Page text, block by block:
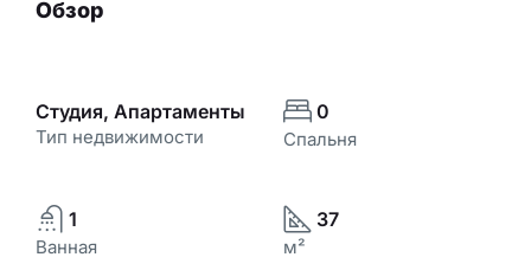
Обзор
Студия, Апартаменты
Тип недвижимости
0
Спальня
1
Ванная
37
м²